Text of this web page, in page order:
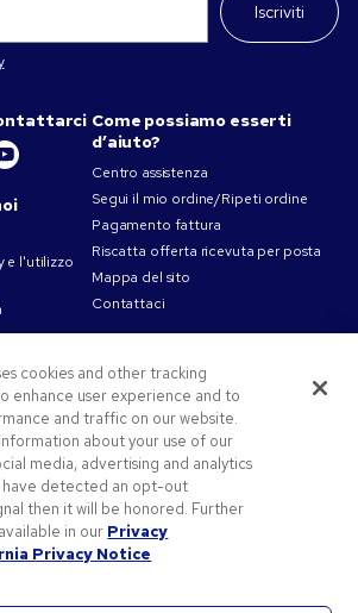
Iscriviti
e l'utilizzo
Come possiamo esserti
d’aiuto?
Centro assistenza
Segui il mio ordine/Ripeti ordine
Pagamento fattura
Riscatta offerta ricevuta per posta
Mappa del sito
Contattaci
cookies and other tracking
enhance user experience and to
and traffic on our website.
about your use of our
media, advertising and analytics
have detected an opt-out
then it will be honored. Further
in our Privacy
Privacy Notice